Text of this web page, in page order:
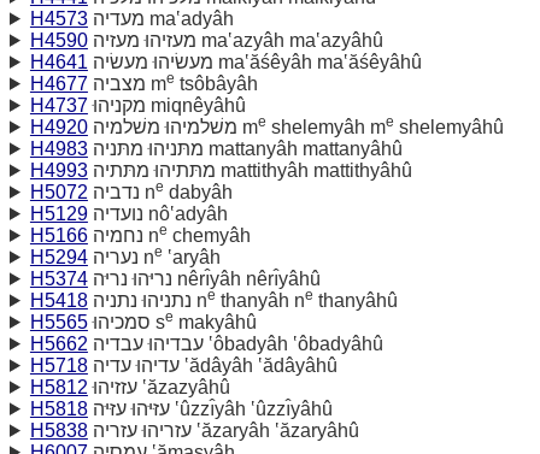
H4573
מעדיה ma‛adyâh
H4590
מעזיהוּ מעזיה ma‛azyâh ma‛azyâhû
H4641
מעשׂיהוּ מעשׂיה ma‛ăśêyâh ma‛ăśêyâhû
H4677
מצביה me tsôbâyâh
H4737
מקניהוּ miqnêyâhû
H4920
משׁלמיהוּ משׁלמיה me shelemyâh me shelemyâhû
H4983
מתּניהוּ מתּניה mattanyâh mattanyâhû
H4993
מתּתיהוּ מתּתיה mattithyâh mattithyâhû
H5072
נדביה ne dabyâh
H5129
נועדיה nô‛adyâh
H5166
נחמיה ne chemyâh
H5294
נעריה ne ‛aryâh
H5374
נריּהוּ נריּה nêrı̂yâh nêrı̂yâhû
H5418
נתניהוּ נתניה ne thanyâh ne thanyâhû
H5565
סמכיהוּ se makyâhû
H5662
עבדיהוּ עבדיה ‛ôbadyâh ‛ôbadyâhû
H5718
עדיהוּ עדיה ‛ădâyâh ‛ădâyâhû
H5812
עזזיהוּ ‛ăzazyâhû
H5818
עזּיּהוּ עזּיּה ‛ûzzı̂yâh ‛ûzzı̂yâhû
H5838
עזריהוּ עזריה ‛ăzaryâh ‛ăzaryâhû